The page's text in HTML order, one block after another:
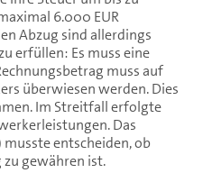
6.000 EUR
Abzug sind allerdings
erfüllen: Es muss eine
muss auf
überwiesen werden. Dies
Im Streitfall erfolgte
Das
entscheiden, ob
gewähren ist.